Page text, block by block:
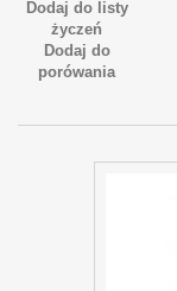
Dodaj do listy
życzeń
Dodaj do
porówania